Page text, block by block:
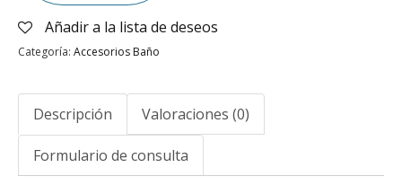
Añadir a la lista de deseos
Categoría: Accesorios Baño
Descripción Valoraciones (0)
Formulario de consulta